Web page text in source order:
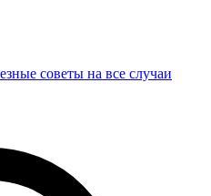
советы на все случаи